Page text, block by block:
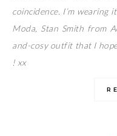
coincidence. I’m wearing
Moda, Stan Smith from
and-cosy outfit that I
! xx